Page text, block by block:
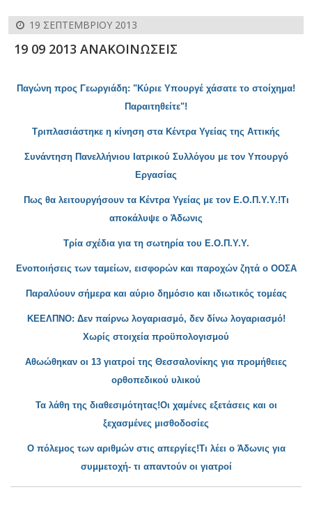
19 ΣΕΠΤΕΜΒΡΊΟΥ 2013
19 09 2013 ΑΝΑΚΟΙΝΩΣΕΙΣ
Παγώνη προς Γεωργιάδη: "Κύριε Υπουργέ χάσατε το στοίχημα!
Παραιτηθείτε"!
Τριπλασιάστηκε η κίνηση στα Κέντρα Υγείας της Αττικής
Συνάντηση Πανελλήνιου Ιατρικού Συλλόγου με τον Υπουργό
Εργασίας
Πως θα λειτουργήσουν τα Κέντρα Υγείας με τον Ε.Ο.Π.Υ.Υ.!Τι
αποκάλυψε ο Άδωνις
Τρία σχέδια για τη σωτηρία του Ε.Ο.Π.Υ.Υ.
Ενοποιήσεις των ταμείων, εισφορών και παροχών ζητά ο ΟΟΣΑ
Παραλύουν σήμερα και αύριο δημόσιο και ιδιωτικός τομέας
ΚΕΕΛΠΝΟ: Δεν παίρνω λογαριασμό, δεν δίνω λογαριασμό!
Χωρίς στοιχεία προϋπολογισμού
Αθωώθηκαν οι 13 γιατροί της Θεσσαλονίκης για προμήθειες
ορθοπεδικού υλικού
Τα λάθη της διαθεσιμότητας!Οι χαμένες εξετάσεις και οι
ξεχασμένες μισθοδοσίες
Ο πόλεμος των αριθμών στις απεργίες!Τι λέει ο Άδωνις για
συμμετοχή- τι απαντούν οι γιατροί